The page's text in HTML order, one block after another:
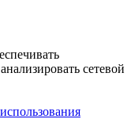
сетевой